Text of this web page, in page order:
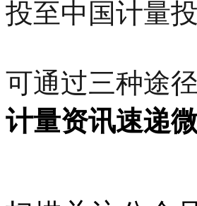
投至中国计量
可通过三种途
计量资讯速递